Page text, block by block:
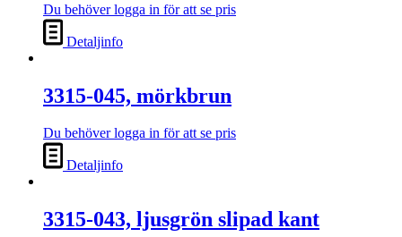
Du behöver logga in för att se pris
Detaljinfo
3315-045, mörkbrun
Du behöver logga in för att se pris
Detaljinfo
3315-043, ljusgrön slipad kant